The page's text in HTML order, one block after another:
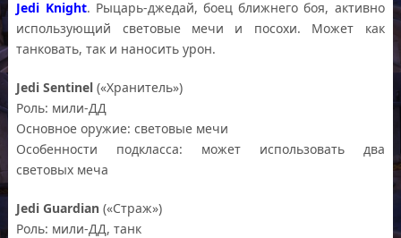
Jedi Knight. Рыцарь-джедай, боец ближнего боя, активно
использующий световые мечи и посохи. Может как
танковать, так и наносить урон.
Jedi Sentinel («Хранитель»)
Роль: мили-ДД
Основное оружие: световые мечи
Особенности подкласса: может использовать два
световых меча
Jedi Guardian («Страж»)
Роль: мили-ДД, танк